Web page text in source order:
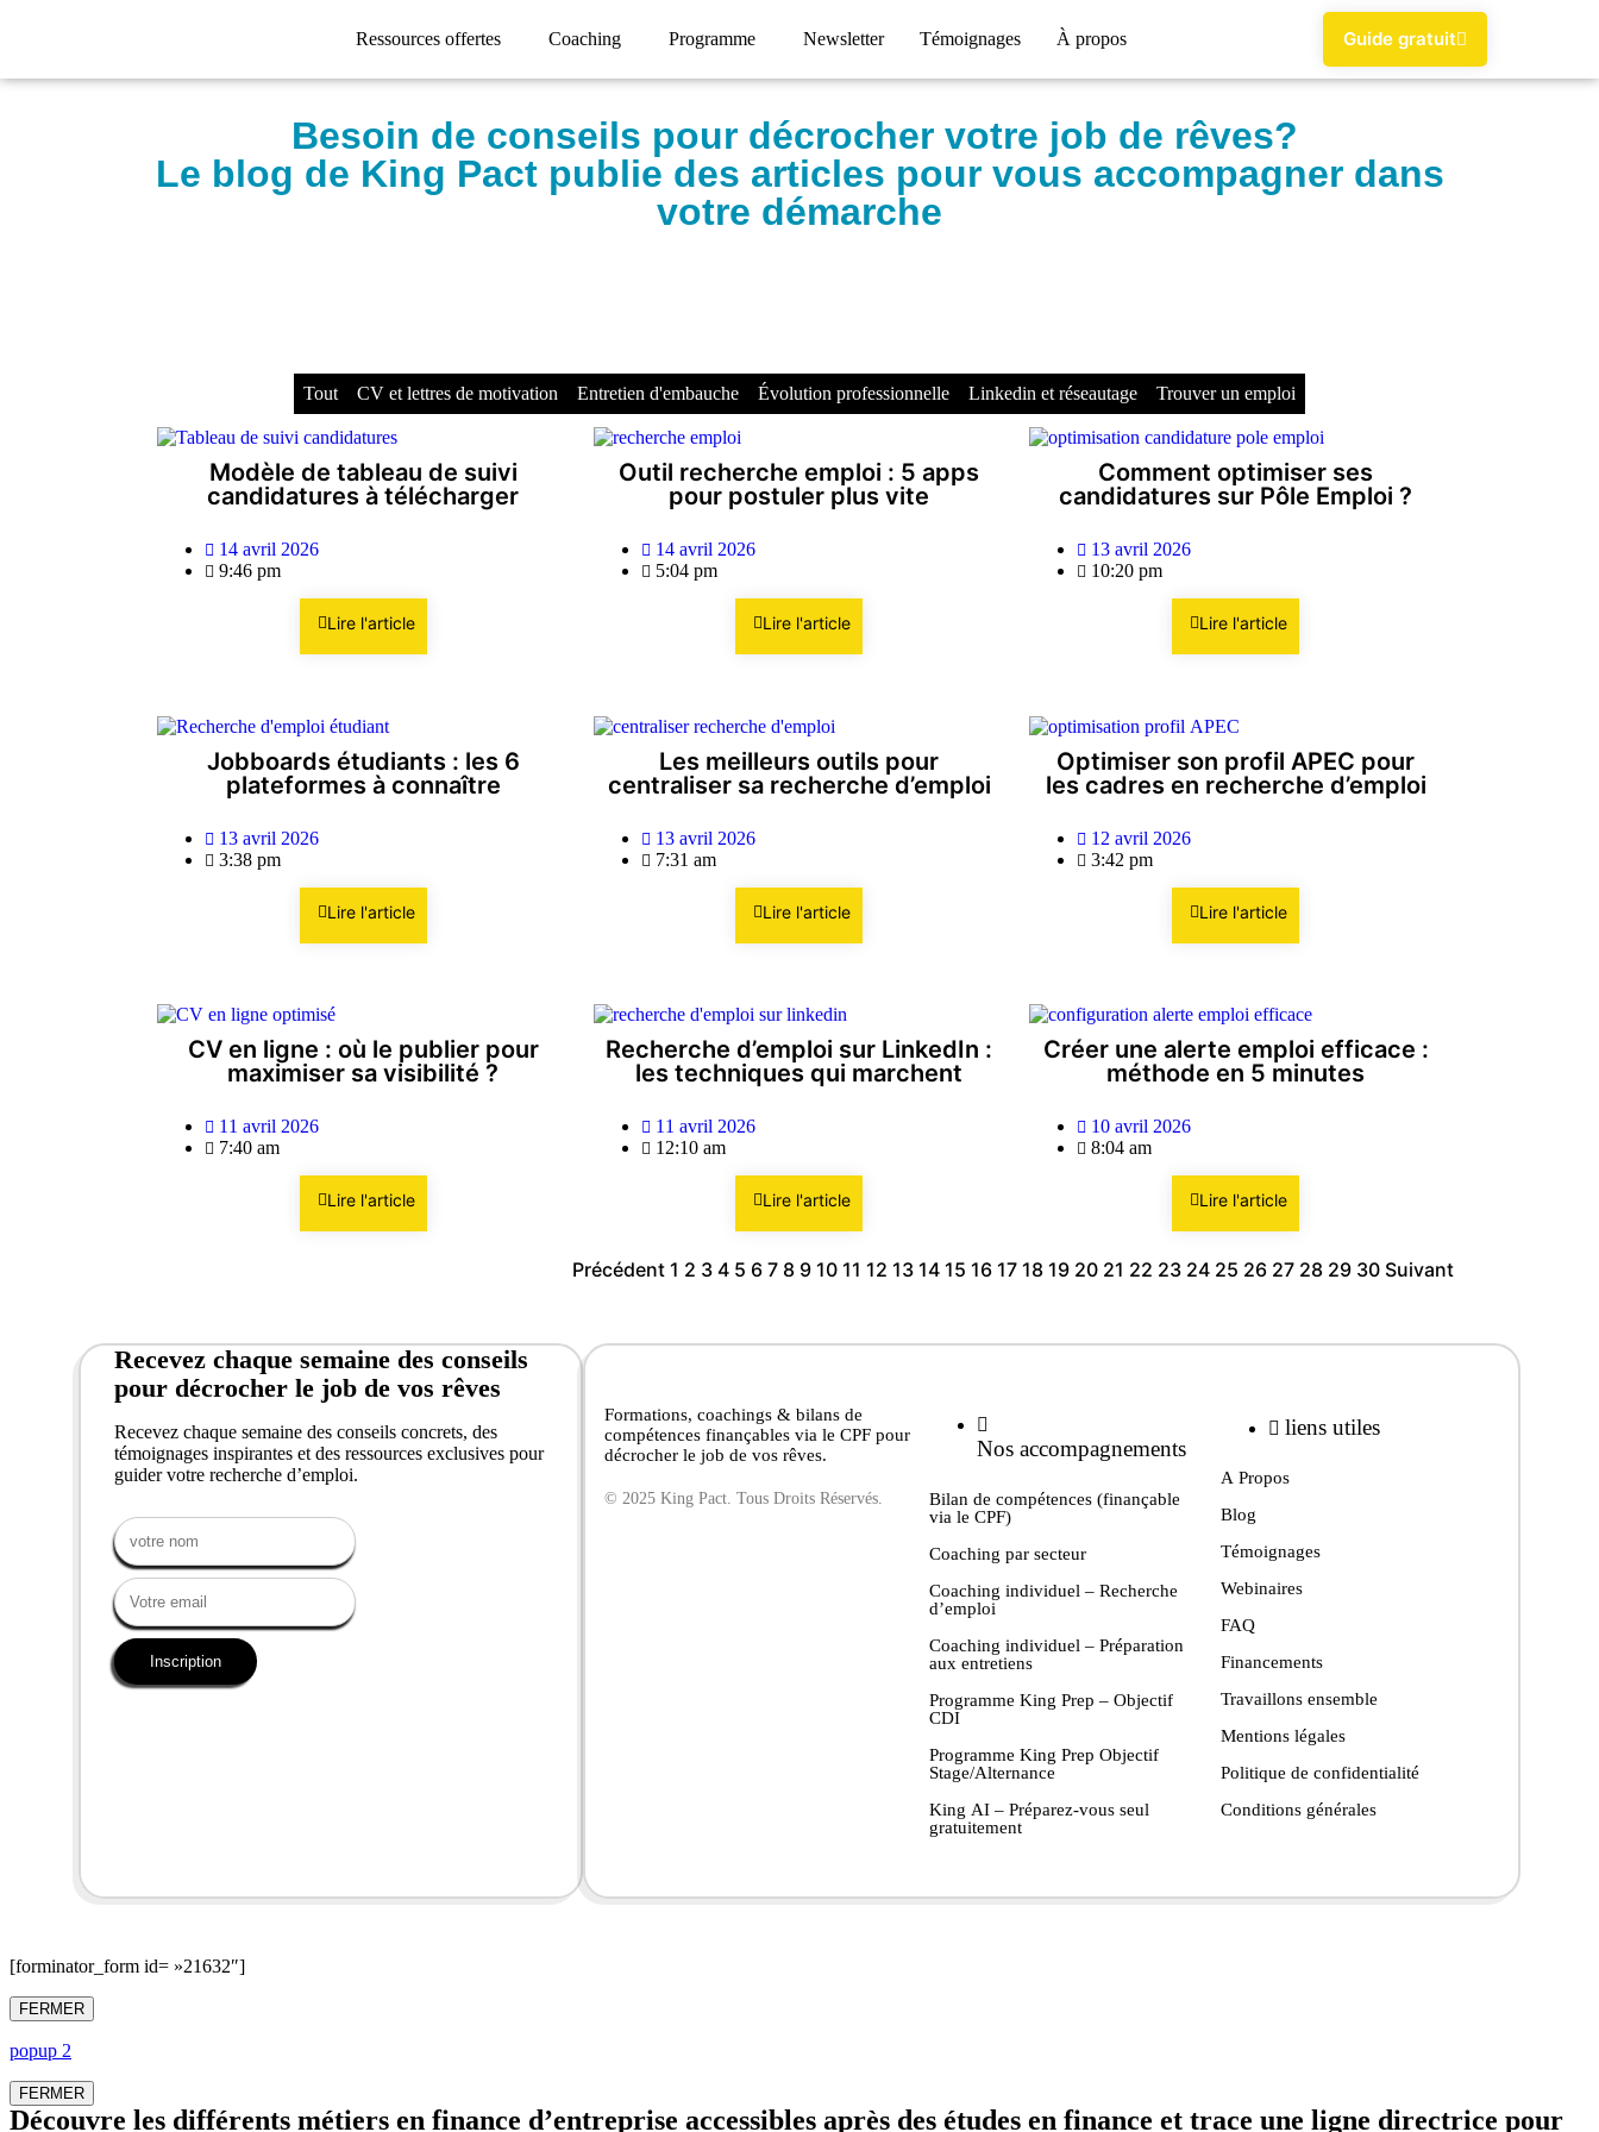
Ressources offertes Coaching Programme Newsletter Témoignages À propos Guide gratuit
Besoin de conseils pour décrocher votre job de rêves?
Le blog de King Pact publie des articles pour vous accompagner dans
votre démarche
CV et lettres de motivation Entretien d'embauche Évolution professionnelle Linkedin et réseautage Trouver un emploi
Tout
Modèle de tableau de suivi
candidatures à télécharger
14 avril 2026
9:46 pm
Lire l'article
Outil recherche emploi : 5 apps
pour postuler plus vite
14 avril 2026
5:04 pm
Lire l'article
Comment optimiser ses
candidatures sur Pôle Emploi ?
13 avril 2026
10:20 pm
Lire l'article
Jobboards étudiants : les 6
plateformes à connaître
13 avril 2026
3:38 pm
Lire l'article
Les meilleurs outils pour
centraliser sa recherche d’emploi
13 avril 2026
7:31 am
Lire l'article
Optimiser son profil APEC pour
les cadres en recherche d’emploi
12 avril 2026
3:42 pm
Lire l'article
CV en ligne : où le publier pour
maximiser sa visibilité ?
11 avril 2026
7:40 am
Lire l'article
Recherche d’emploi sur LinkedIn :
les techniques qui marchent
11 avril 2026
12:10 am
Lire l'article
Créer une alerte emploi efficace :
méthode en 5 minutes
10 avril 2026
8:04 am
Lire l'article
Précédent 1 2 3 4 5 6 7 8 9 10 11 12 13 14 15 16 17 18 19 20 21 22 23 24 25 26 27 28 29 30 Suivant
Recevez chaque semaine des conseils
pour décrocher le job de vos rêves
Recevez chaque semaine des conseils concrets, des
témoignages inspirantes et des ressources exclusives pour
guider votre recherche d’emploi.
Inscription
Formations, coachings & bilans de
compétences finançables via le CPF pour
décrocher le job de vos rêves.
© 2025 King Pact. Tous Droits Réservés.
Nos accompagnements
Bilan de compétences (finançable
via le CPF)
Coaching par secteur
Coaching individuel – Recherche
d’emploi
Coaching individuel – Préparation
aux entretiens
Programme King Prep – Objectif
CDI
Programme King Prep Objectif
Stage/Alternance
King AI – Préparez-vous seul
gratuitement
liens utiles
A Propos
Blog
Témoignages
Webinaires
FAQ
Financements
Travaillons ensemble
Mentions légales
Politique de confidentialité
Conditions générales
[forminator_form id= »21632″]
FERMER
popup 2
FERMER
Découvre les différents métiers en finance d’entreprise accessibles après des études en finance et trace une ligne directrice pour